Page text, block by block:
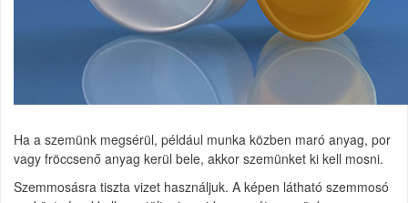
Ha a szemünk megsérül, például munka közben maró anyag, por
vagy fröccsenő anyag kerül bele, akkor szemünket ki kell mosni.
Szemmosásra tiszta vizet használjuk. A képen látható szemmosó